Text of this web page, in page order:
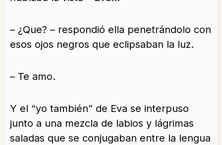
– ¿Que? – respondió ella penetrándolo con
esos ojos negros que eclipsaban la luz.
– Te amo.
Y el “yo también” de Eva se interpuso
junto a una mezcla de labios y lágrimas
saladas que se conjugaban entre la lengua